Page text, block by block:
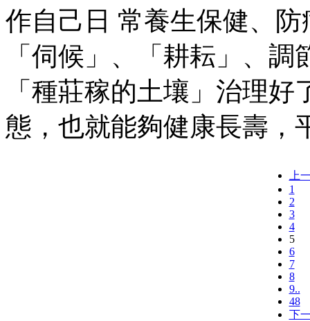
作自己日 常養生保健、
「伺候」、「耕耘」、
「種莊稼的土壤」治理
態，也就能夠健康長壽，
上
1
2
3
4
5
6
7
8
9..
48
下